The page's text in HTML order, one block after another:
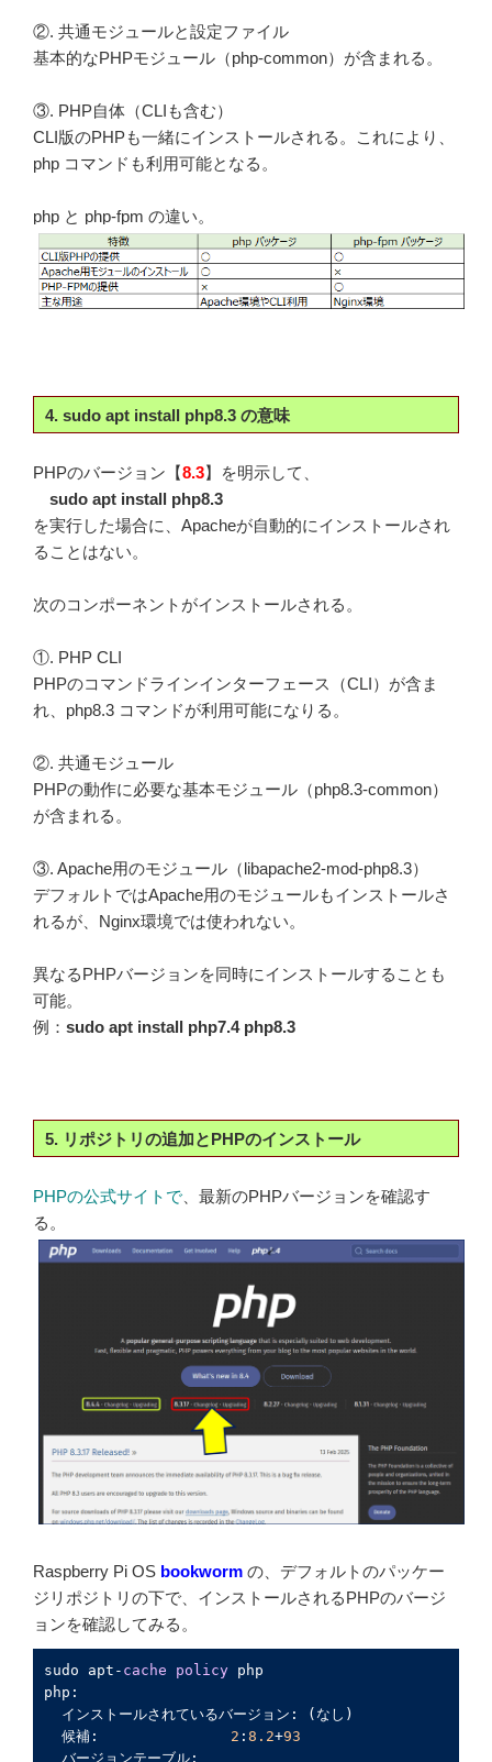
②. 共通モジュールと設定ファイル
基本的なPHPモジュール（php-common）が含まれる。
③. PHP自体（CLIも含む）
CLI版のPHPも一緒にインストールされる。これにより、
php コマンドも利用可能となる。
php と php-fpm の違い。
4. sudo apt install php8.3 の意味
PHPのバージョン【8.3】を明示して、
sudo apt install php8.3
を実行した場合に、Apacheが自動的にインストールされ
ることはない。
次のコンポーネントがインストールされる。
①. PHP CLI
PHPのコマンドラインインターフェース（CLI）が含ま
れ、php8.3 コマンドが利用可能になりる。
②. 共通モジュール
PHPの動作に必要な基本モジュール（php8.3-common）
が含まれる。
③. Apache用のモジュール（libapache2-mod-php8.3）
デフォルトではApache用のモジュールもインストールさ
れるが、Nginx環境では使われない。
異なるPHPバージョンを同時にインストールすることも
可能。
例： sudo apt install php7.4 php8.3
5. リポジトリの追加とPHPのインストール
PHPの公式サイトで 、最新のPHPバージョンを確認す
る。
Raspberry Pi OS bookworm の、デフォルトのパッケー
ジリポジトリの下で、インストールされるPHPのバージ
ョンを確認してみる。
sudo apt- cache policy php
php:
  インストールされているバージョン: (なし)
  候補:
2 : 8.2+93
  バージョンテーブル: